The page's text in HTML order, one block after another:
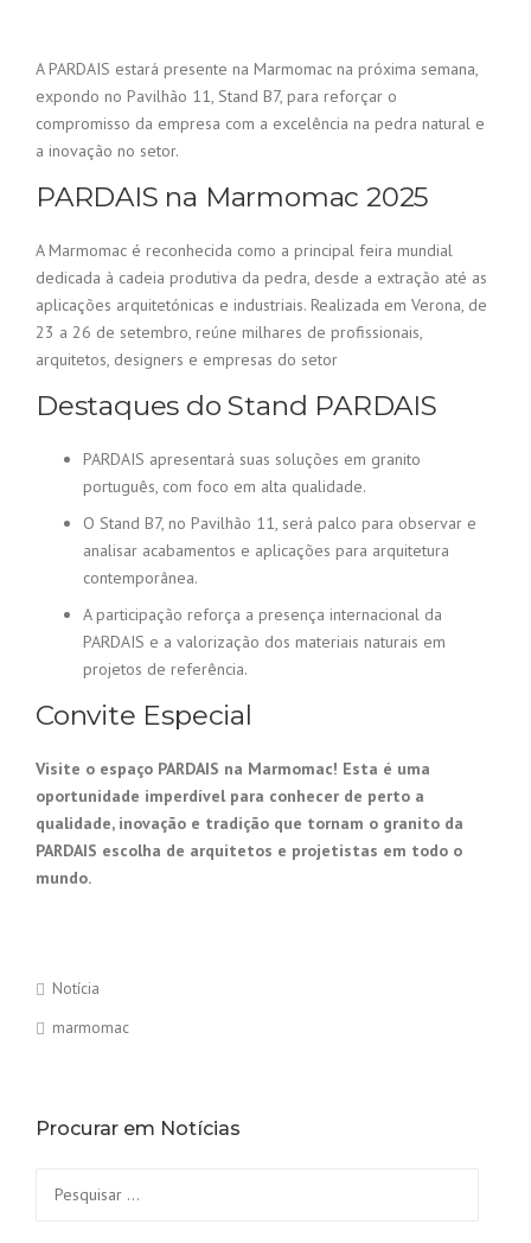
A PARDAIS estará presente na Marmomac na próxima semana,
expondo no Pavilhão 11, Stand B7, para reforçar o
compromisso da empresa com a excelência na pedra natural e
a inovação no setor.
PARDAIS na Marmomac 2025
A Marmomac é reconhecida como a principal feira mundial
dedicada à cadeia produtiva da pedra, desde a extração até as
aplicações arquitetónicas e industriais. Realizada em Verona, de
23 a 26 de setembro, reúne milhares de profissionais,
arquitetos, designers e empresas do setor
Destaques do Stand PARDAIS
PARDAIS apresentará suas soluções em granito
português, com foco em alta qualidade.
O Stand B7, no Pavilhão 11, será palco para observar e
analisar acabamentos e aplicações para arquitetura
contemporânea.
A participação reforça a presença internacional da
PARDAIS e a valorização dos materiais naturais em
projetos de referência.
Convite Especial
Visite o espaço PARDAIS na Marmomac! Esta é uma
oportunidade imperdível para conhecer de perto a
qualidade, inovação e tradição que tornam o granito da
PARDAIS escolha de arquitetos e projetistas em todo o
mundo.
Notícia
marmomac
Procurar em Notícias
por: